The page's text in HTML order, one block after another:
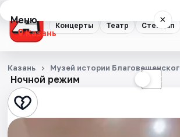
Концерты Театр Стендап
Меню ×
Казань
Концерты
Театр
Стендап
Ночной режим ☾
Казань Музей истории